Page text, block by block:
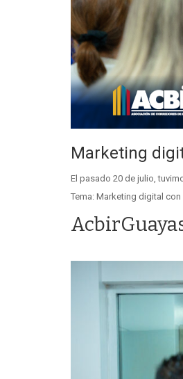
Marketing
El pasado 20 de julio,
Tema: Marketing digital